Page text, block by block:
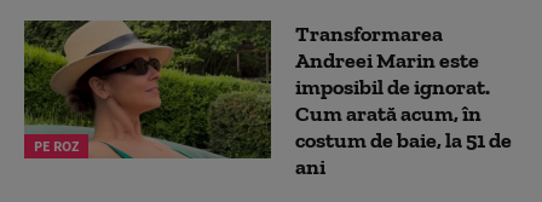
PE ROZ
Transformarea
Andreei Marin este
imposibil de ignorat.
Cum arată acum, în
costum de baie, la 51 de
ani